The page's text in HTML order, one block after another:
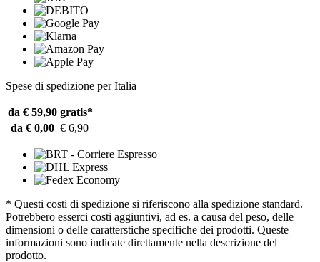
Spese di spedizione per Italia
da € 59,90 gratis*
da € 0,00 € 6,90
* Questi costi di spedizione si riferiscono alla spedizione standard.
Potrebbero esserci costi aggiuntivi, ad es. a causa del peso, delle
dimensioni o delle caratterstiche specifiche dei prodotti. Queste
informazioni sono indicate direttamente nella descrizione del
prodotto.